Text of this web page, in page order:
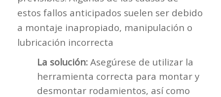
estos fallos anticipados suelen ser debido
a montaje inapropiado, manipulación o
lubricación incorrecta
La solución: Asegúrese de utilizar la
herramienta correcta para montar y
desmontar rodamientos, así como